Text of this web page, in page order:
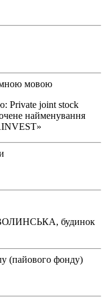
мовою
Private joint stock
найменування
ВОЛИНСЬКА, будинок
(пайового фонду)